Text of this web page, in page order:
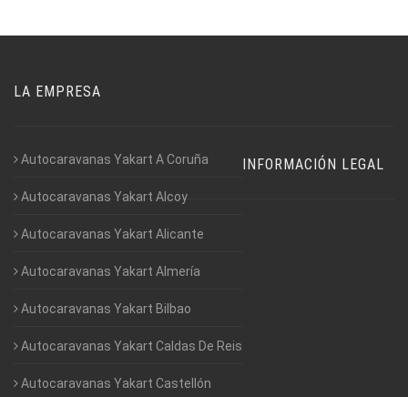
LA EMPRESA
Autocaravanas Yakart A Coruña
Autocaravanas Yakart Alcoy
Autocaravanas Yakart Alicante
Autocaravanas Yakart Almería
Autocaravanas Yakart Bilbao
Autocaravanas Yakart Caldas De Reis
Autocaravanas Yakart Castellón
INFORMACIÓN LEGAL